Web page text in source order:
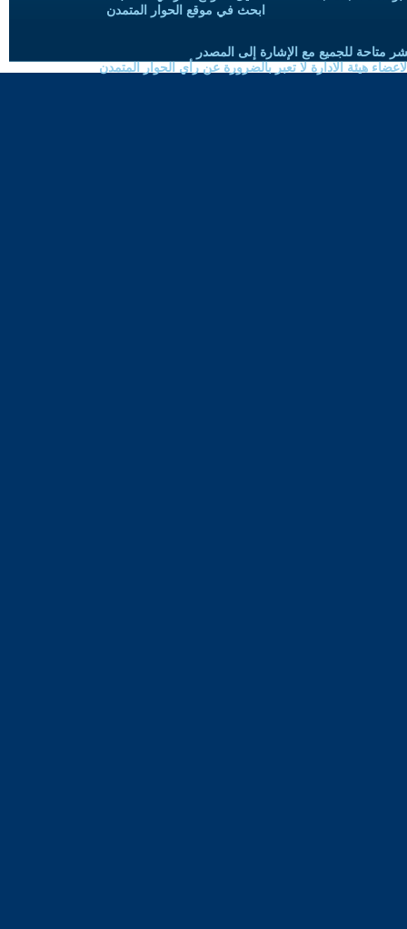
ابحث في موقع الحوار المتمدن
متاحة للجميع مع الإشارة إلى المصدر
هيئة الادارة لا تعبر بالضرورة عن رأي الحوار المتمدن